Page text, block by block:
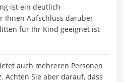
ist ein deutlich
Ihnen Aufschluss darüber
für Ihr Kind geeignet ist
auch mehreren Personen
Achten Sie aber darauf, dass